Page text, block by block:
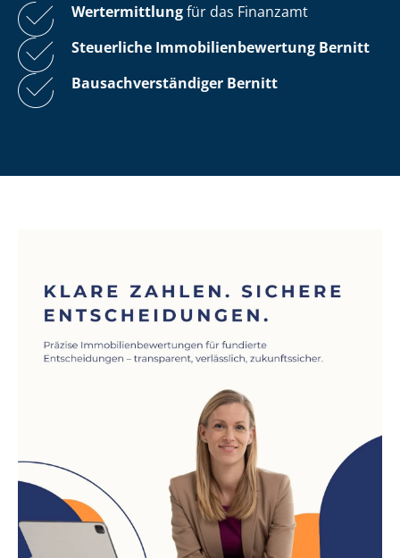
Wertermittlungfür das Finanzamt
Steuerliche Im­mo­bi­li­en­be­wer­tung Bernitt
Bau­sach­ver­stän­di­ger Bernitt